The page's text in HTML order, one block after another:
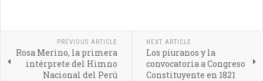
PREVIOUS ARTICLE
Rosa Merino, la primera
intérprete del Himno
Nacional del Perú
NEXT ARTICLE
Los piuranos y la
convocatoria a Congreso
Constituyente en 1821